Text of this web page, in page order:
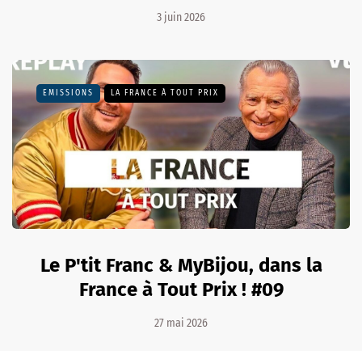
3 juin 2026
EMISSIONS LA FRANCE À TOUT PRIX
Le P'tit Franc & MyBijou, dans la
France à Tout Prix ! #09
27 mai 2026